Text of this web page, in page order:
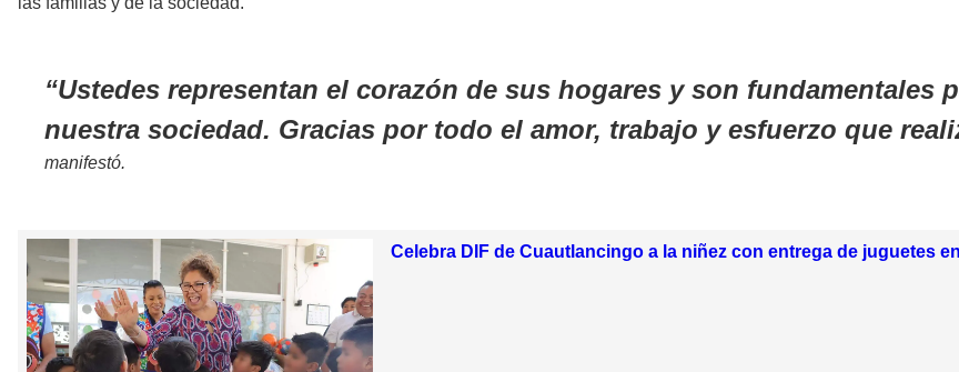
Ustedes representan el corazón de sus hogares y son fundamentales
nuestra sociedad. Gracias por todo el amor, trabajo y esfuerzo que
manifestó.
Celebra DIF de Cuautlancingo a la niñez con entrega de juguetes